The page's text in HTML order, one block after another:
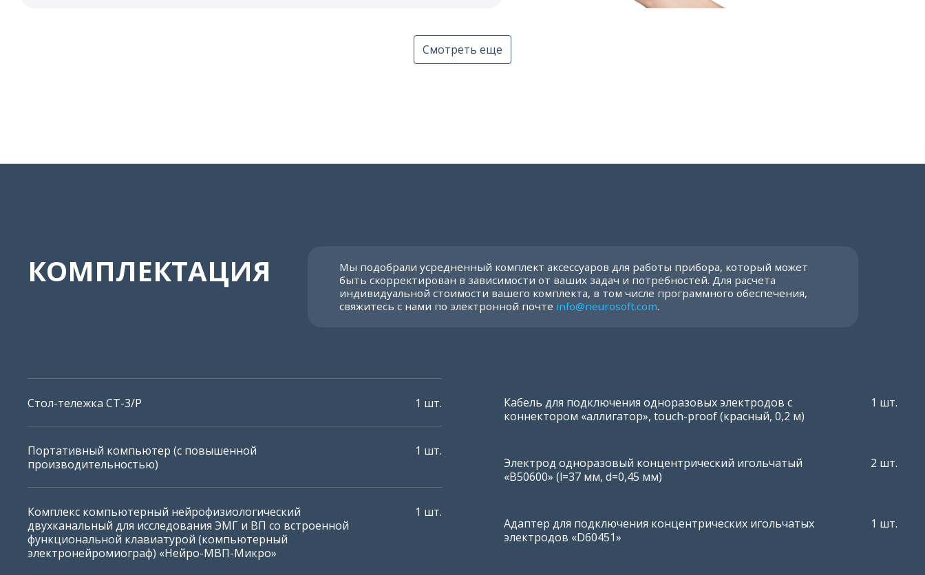
планшетами на Windows 10
Смотреть еще
КОМПЛЕКТАЦИЯ
Мы подобрали усредненный комплект аксессуаров для работы прибора, который может
быть скорректирован в зависимости от ваших задач и потребностей. Для расчета
индивидуальной стоимости вашего комплекта, в том числе программного обеспечения,
свяжитесь с нами по электронной почте info@neurosoft.com.
Стол-тележка СТ-3/Р 1 шт.
Портативный компьютер (с повышенной
производительностью)
1 шт.
Комплекс компьютерный нейрофизиологический
двухканальный для исследования ЭМГ и ВП со встроенной
функциональной клавиатурой (компьютерный
электронейромиограф) «Нейро-МВП-Микро»
1 шт.
Кабель для подключения одноразовых электродов с
коннектором «аллигатор», touch-proof (красный, 0,2 м)
1 шт.
Электрод одноразовый концентрический игольчатый
«В50600» (l=37 мм, d=0,45 мм)
2 шт.
Адаптер для подключения концентрических игольчатых
электродов «D60451»
1 шт.